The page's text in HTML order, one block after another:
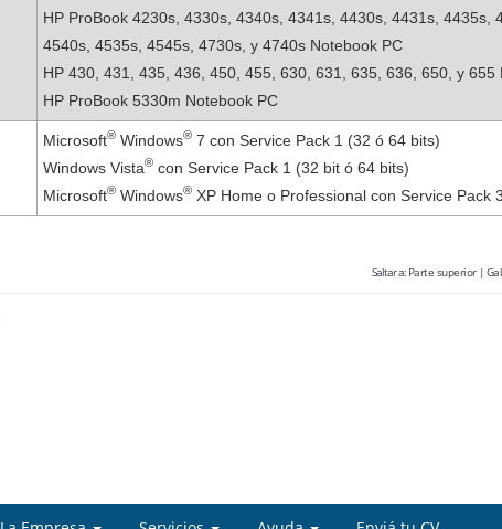
HP ProBook 4230s, 4330s, 4340s, 4341s, 4430s, 4431s, 4435s,
4540s, 4535s, 4545s, 4730s, y 4740s Notebook PC
HP 430, 431, 435, 436, 450, 455, 630, 631, 635, 636, 650, y 655
HP ProBook 5330m Notebook PC
Microsoft® Windows® 7 con Service Pack 1 (32 ó 64 bits)
Windows Vista® con Service Pack 1 (32 bit ó 64 bits)
Microsoft® Windows® XP Home o Professional con Service Pack
Saltar a: Parte superior |